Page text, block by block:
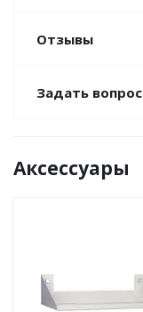
Отзывы
Задать вопрос
Аксессуары